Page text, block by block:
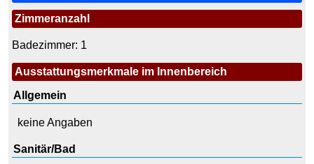
Zimmeranzahl
Badezimmer: 1
Ausstattungsmerkmale im Innenbereich
Allgemein
keine Angaben
Sanitär/Bad